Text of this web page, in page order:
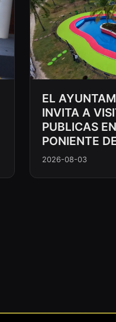
EL
INVITA A
PUBLICAS
PONIENTE
2026-08-03